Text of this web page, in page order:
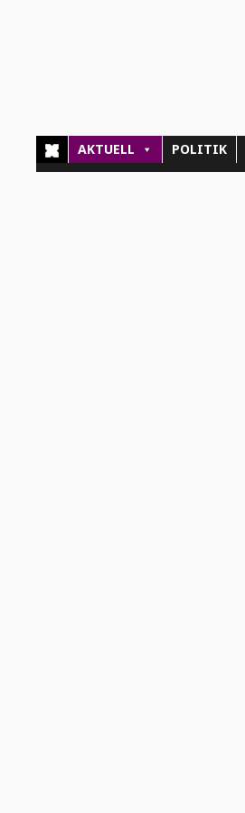
AKTUELL POLITIK